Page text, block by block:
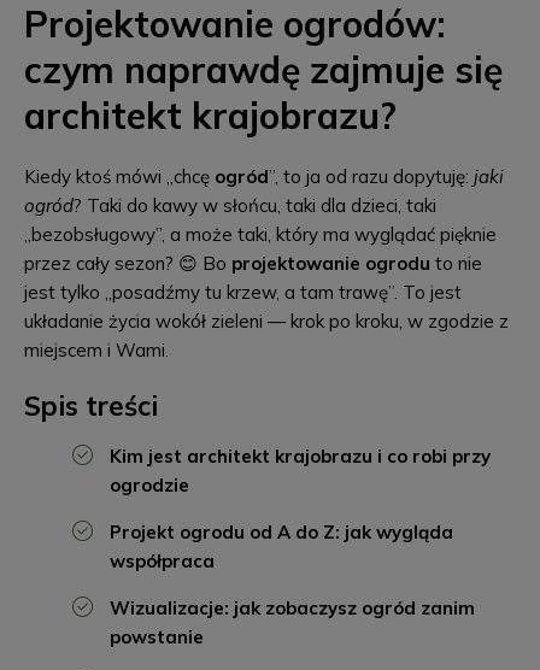
Projektowanie ogrodów:
czym naprawdę zajmuje się
architekt krajobrazu?
Kiedy ktoś mówi „chcę ogród”, to ja od razu dopytuję: jaki
ogród? Taki do kawy w słońcu, taki dla dzieci, taki
„bezobsługowy”, a może taki, który ma wyglądać pięknie
przez cały sezon? 😊 Bo projektowanie ogrodu to nie
jest tylko „posadźmy tu krzew, a tam trawę”. To jest
układanie życia wokół zieleni — krok po kroku, w zgodzie z
miejscem i Wami.
Spis treści
Kim jest architekt krajobrazu i co robi przy
ogrodzie
Projekt ogrodu od A do Z: jak wygląda
współpraca
Wizualizacje: jak zobaczysz ogród zanim
powstanie